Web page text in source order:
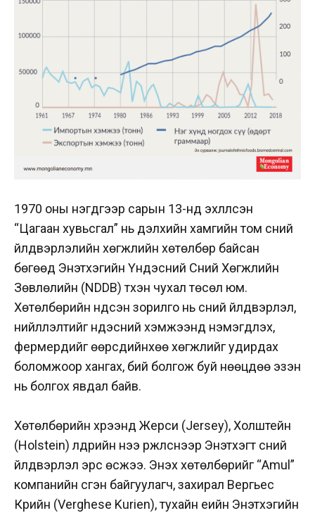
1970 оны нэгдүгээр сарын 13-нд эхлүүлсэн
“Цагаан хувьсгал” нь дэлхийн хамгийн том сүүний
үйлдвэрлэлийн хөгжлийн хөтөлбөр байсан
бөгөөд Энэтхэгийн Үндэсний Сүүний Хөгжлийн
Зөвлөлийн (NDDB) түүхэн чухал төсөл юм.
Хөтөлбөрийн үндсэн зорилго нь сүүний үйлдвэрлэл,
нийлүүлэлтийг үндэсний хэмжээнд нэмэгдүүлэх,
фермерүүдийг өөрсдийнхөө хөгжлийг удирдах
боломжоор хангах, бий болгож буй нөөцдөө эзэн
нь болгох явдал байв.
Хөтөлбөрийн хүрээнд Жерси (Jersey), Холштейн
(Holstein) үүлдрийн үнээ үржүүлснээр Энэтхэгт сүүний
үйлдвэрлэл эрс өсжээ. Энэхүү хөтөлбөрийг “Amul”
компанийн үүсгэн байгуулагч, захирал Вергьес
Күрийн (Verghese Kurien), тухайн үеийн Энэтхэгийн